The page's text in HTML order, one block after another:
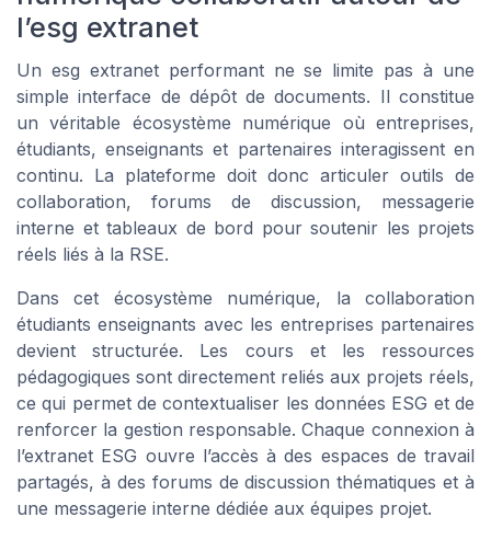
l’esg extranet
Un esg extranet performant ne se limite pas à une
simple interface de dépôt de documents. Il constitue
un véritable écosystème numérique où entreprises,
étudiants, enseignants et partenaires interagissent en
continu. La plateforme doit donc articuler outils de
collaboration, forums de discussion, messagerie
interne et tableaux de bord pour soutenir les projets
réels liés à la RSE.
Dans cet écosystème numérique, la collaboration
étudiants enseignants avec les entreprises partenaires
devient structurée. Les cours et les ressources
pédagogiques sont directement reliés aux projets réels,
ce qui permet de contextualiser les données ESG et de
renforcer la gestion responsable. Chaque connexion à
l’extranet ESG ouvre l’accès à des espaces de travail
partagés, à des forums de discussion thématiques et à
une messagerie interne dédiée aux équipes projet.